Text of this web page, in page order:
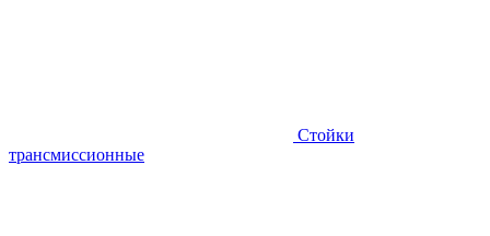
Стойки
трансмиссионные